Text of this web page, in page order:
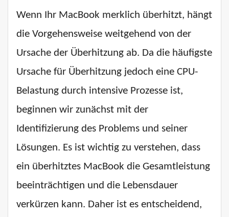
Wenn Ihr MacBook merklich überhitzt, hängt
die Vorgehensweise weitgehend von der
Ursache der Überhitzung ab. Da die häufigste
Ursache für Überhitzung jedoch eine CPU-
Belastung durch intensive Prozesse ist,
beginnen wir zunächst mit der
Identifizierung des Problems und seiner
Lösungen. Es ist wichtig zu verstehen, dass
ein überhitztes MacBook die Gesamtleistung
beeinträchtigen und die Lebensdauer
verkürzen kann. Daher ist es entscheidend,